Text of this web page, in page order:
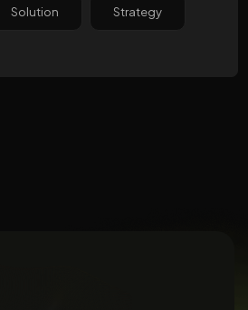
Solution Strategy